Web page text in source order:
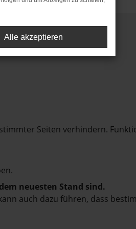
Seiten verhindern.
neuesten Stand sind.
auch dazu führen, dass
Alle akzeptieren